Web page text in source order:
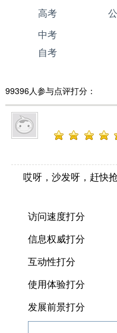
高考
中考
自考
99396人参与点评打分：
哎呀，沙发呀，赶快
访问速度打分
信息权威打分
互动性打分
使用体验打分
发展前景打分